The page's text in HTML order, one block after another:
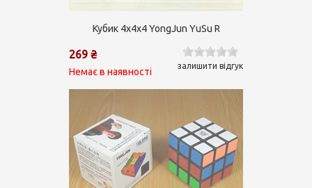
Кубик 4х4х4 YongJun YuSu R
269 ₴
Немає в наявності
залишити відгук